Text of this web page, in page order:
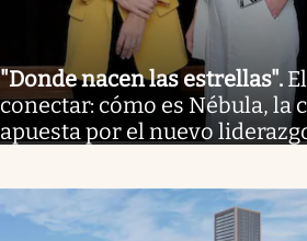
"Donde nacen las estrellas".
conectar: cómo es Nébula, la
apuesta por el nuevo